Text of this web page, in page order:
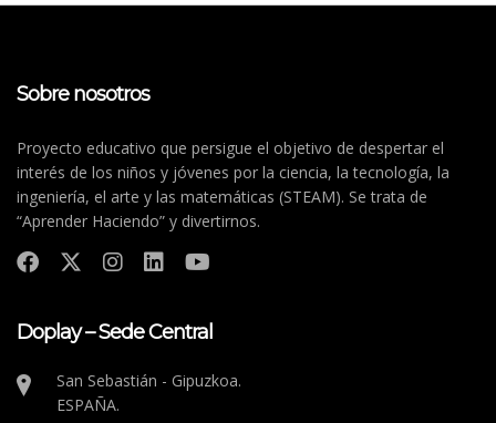
Sobre nosotros
Proyecto educativo que persigue el objetivo de despertar el
interés de los niños y jóvenes por la ciencia, la tecnología, la
ingeniería, el arte y las matemáticas (STEAM). Se trata de
“Aprender Haciendo” y divertirnos.
Doplay – Sede Central
San Sebastián - Gipuzkoa.
ESPAÑA.